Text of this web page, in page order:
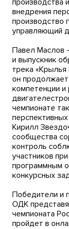
производства
внедрения
производство
управляющий
Павел Маслов
и выпускник
трека
он
компетенции
чемпионате
Кирилл
сообщества
контроль
участников
программным
конкурсных
Победители и
ОДК
чемпионата
пройдет в